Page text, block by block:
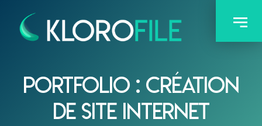
Portfolio : création
de site internet